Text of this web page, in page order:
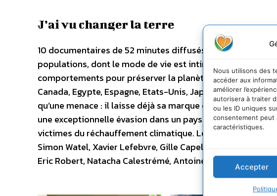
Nous utilisons des
accéder aux
améliorer
autorisera à traiter
ou les ID uniques
consentement peut
caractéristiques.
Accepter
J’ai vu changer la terre
10 documentaires de 52 minutes diffusés à partir de
populations, dont le mode de vie est intimement lié à la
comportements pour préserver la planète Terre. Cette
Canada, Egypte, Espagne, Etats-Unis, Japon, Mali, Pays-
qu’une menace : il laisse déjà sa marque en bien des
une exceptionnelle évasion dans un pays et relaie les
victimes du réchauffement climatique. Les dix réalisateurs
Simon Watel, Xavier Lefebvre, Gille Capelle, Rebecca
Eric Robert, Natacha Calestrémé, Antoine Lassaigne.